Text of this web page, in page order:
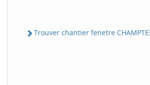
Trouver chantier fenetre